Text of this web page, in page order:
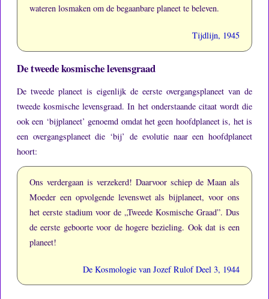
wateren losmaken om de begaanbare planeet te beleven.
Tijdlijn, 1945
De tweede kosmische levensgraad
De tweede planeet is eigenlijk de eerste overgangsplaneet van de
tweede kosmische levensgraad.In het onderstaande citaat wordt die
ook een ‘bijplaneet’ genoemd omdat het geen hoofdplaneet is, het is
een overgangsplaneet die ‘bij’ de evolutie naar een hoofdplaneet
hoort:
Ons verdergaan is verzekerd! Daarvoor schiep de Maan als
Moeder een opvolgende levenswet als bijplaneet, voor ons
het eerste stadium voor de „Tweede Kosmische Graad”.Dus
de eerste geboorte voor de hogere bezieling. Ook dat is een
planeet!
De Kosmologie van Jozef Rulof Deel 3, 1944